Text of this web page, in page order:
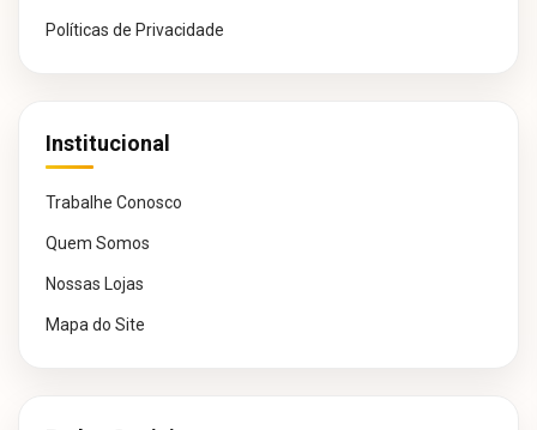
Políticas de Privacidade
Institucional
Trabalhe Conosco
Quem Somos
Nossas Lojas
Mapa do Site